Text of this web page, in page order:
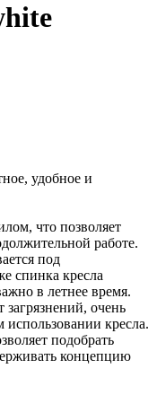
удобное и
что позволяет
работе.
под
спинка кресла
в летнее время.
загрязнений, очень
кресла.
подобрать
концепцию